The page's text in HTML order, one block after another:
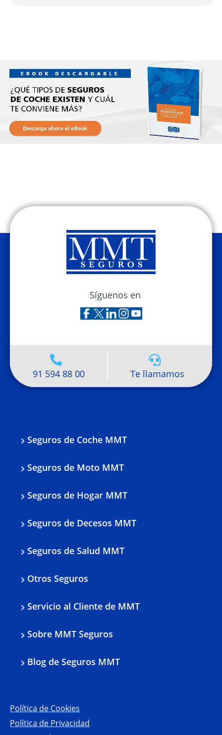
Síguenos en
91 594 88 00 Te llamamos
Seguros de Coche MMT
Seguros de Moto MMT
Seguros de Hogar MMT
Seguros de Decesos MMT
Seguros de Salud MMT
Otros Seguros
Servicio al Cliente de MMT
Sobre MMT Seguros
Blog de Seguros MMT
Política de Cookies
Política de Privacidad